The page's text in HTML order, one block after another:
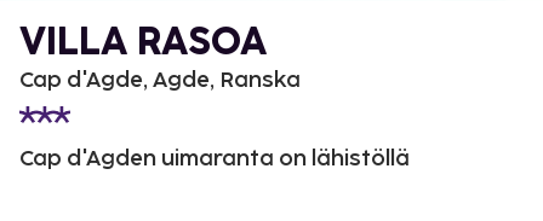
VILLA RASOA
Cap d'Agde, Agde, Ranska
Cap d'Agden uimaranta on lähistöllä